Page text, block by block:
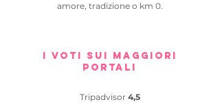
amore, tradizione o km 0.
I VOTI SUI MAGGIORI
PORTALI
Tripadvisor 4,5